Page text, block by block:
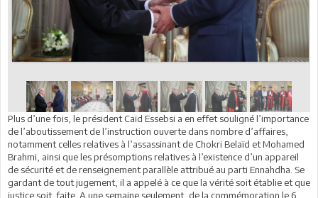
Plus d’une fois, le président Caïd Essebsi a en effet souligné l’importance
de l’aboutissement de l’instruction ouverte dans nombre d’affaires,
notamment celles relatives à l’assassinant de Chokri Belaïd et Mohamed
Brahmi, ainsi que les présomptions relatives à l’existence d’un appareil
de sécurité et de renseignement parallèle attribué au parti Ennahdha. Se
gardant de tout jugement, il a appelé à ce que la vérité soit établie et que
justice soit faite. A une semaine seulement, de la commémoration le 6